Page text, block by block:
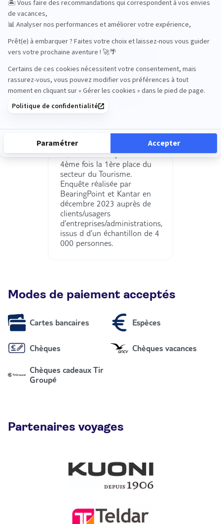
du Podium de la Relation
Client 2024 !
TUI a décroché pour la
4ème fois la 1ère place du
secteur du Tourisme.
Enquête réalisée par
BearingPoint et Kantar en
décembre 2023 auprès de
clients/usagers
d’entreprises/administrations,
issus d d’un échantillon de 4
000 personnes.
Modes de paiement acceptés
Cartes bancaires Espèces
Chèques Chèques vacances
Chèques cadeaux Tir
Groupé
Partenaires voyages